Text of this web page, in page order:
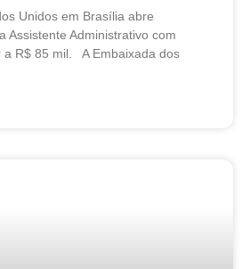
Unidos em Brasília abre
Assistente Administrativo com
a R$ 85 mil. A Embaixada dos